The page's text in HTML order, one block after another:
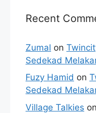
Recent
Zumal on
Sedekad
Fuzy Hamid on
Sedekad
Village Talkies on